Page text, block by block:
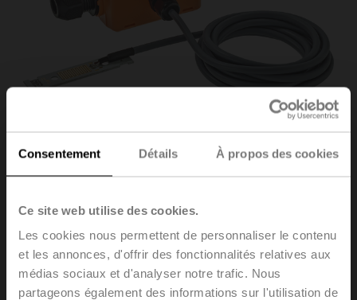
Consentement Détails À propos des cookies
Ce site web utilise des cookies.
Les cookies nous permettent de personnaliser le contenu
et les annonces, d'offrir des fonctionnalités relatives aux
médias sociaux et d'analyser notre trafic. Nous
partageons également des informations sur l'utilisation de
22HH-100X
Commutateur de condensation, Capteur externe, LED, 2
m